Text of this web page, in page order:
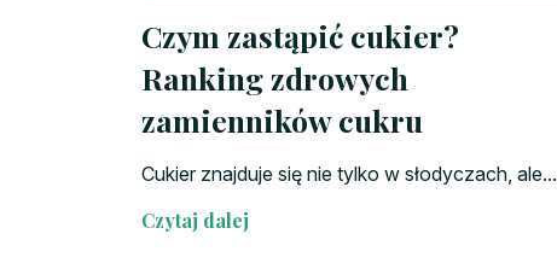
Czym zastąpić cukier?
Ranking zdrowych
zamienników cukru
Cukier znajduje się nie tylko w słodyczach, ale...
Czytaj dalej